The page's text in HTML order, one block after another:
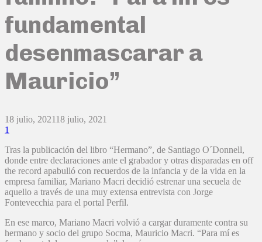
fundamental
desenmascarar a
Mauricio”
18 julio, 202118 julio, 2021
1
Tras la publicación del libro “Hermano”, de Santiago O´Donnell,
donde entre declaraciones ante el grabador y otras disparadas en off
the record apabulló con recuerdos de la infancia y de la vida en la
empresa familiar, Mariano Macri decidió estrenar una secuela de
aquello a través de una muy extensa entrevista con Jorge
Fontevecchia para el portal Perfil.
En ese marco, Mariano Macri volvió a cargar duramente contra su
hermano y socio del grupo Socma, Mauricio Macri. “Para mí es